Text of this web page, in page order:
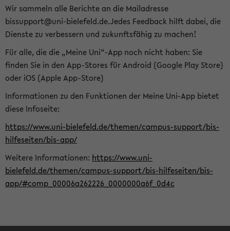
Wir sammeln alle Berichte an die Mailadresse
bissupport@uni-bielefeld.de.Jedes Feedback hilft dabei, die
Dienste zu verbessern und zukunftsfähig zu machen!
Für alle, die die „Meine Uni“-App noch nicht haben: Sie
finden Sie in den App-Stores für Android (Google Play Store)
oder iOS (Apple App-Store)
Informationen zu den Funktionen der Meine Uni-App bietet
diese Infoseite:
https://www.uni-bielefeld.de/themen/campus-support/bis-
hilfeseiten/bis-app/
Weitere Informationen: https://www.uni-
bielefeld.de/themen/campus-support/bis-hilfeseiten/bis-
app/#comp_00006a262226_0000000a6f_0d4c